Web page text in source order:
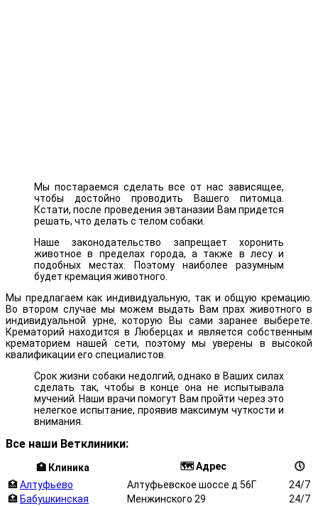
Мы постараемся сделать все от нас зависящее,
чтобы достойно проводить Вашего питомца.
Кстати, после проведения эвтаназии Вам придется
решать, что делать с телом собаки.
Наше законодательство запрещает хоронить
животное в пределах города, а также в лесу и
подобных местах. Поэтому наиболее разумным
будет кремация животного.
Мы предлагаем как индивидуальную, так и общую кремацию.
Во втором случае мы можем выдать Вам прах животного в
индивидуальной урне, которую Вы сами заранее выберете.
Крематорий находится в Люберцах и является собственным
крематорием нашей сети, поэтому мы уверены в высокой
квалификации его специалистов.
Срок жизни собаки недолгий, однако в Ваших силах
сделать так, чтобы в конце она не испытывала
мучений. Наши врачи помогут Вам пройти через это
нелегкое испытание, проявив максимум чуткости и
внимания.
Все наши Ветклиники:
🏥 Клиника 🗺️ Адрес
🕔
🏥Алтуфьево Алтуфьевское шоссе д 56Г
24/7
🏥Бабушкинская Менжинского 29
24/7